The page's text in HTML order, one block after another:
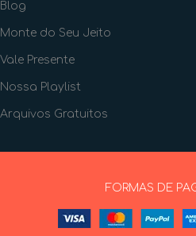
Blog
Monte do Seu Jeito
Vale Presente
Nossa Playlist
Arquivos Gratuitos
FORMAS DE